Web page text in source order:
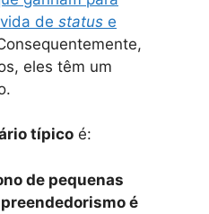
de status e
eles têm um
típico é:
de pequenas
é